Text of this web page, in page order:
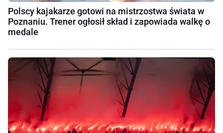
Polscy kajakarze gotowi na mistrzostwa świata w
Poznaniu. Trener ogłosił skład i zapowiada walkę o
medale